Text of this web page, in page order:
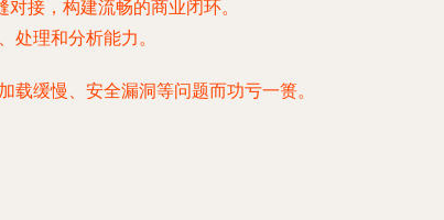
接，构建流畅的商业闭环。
处理和分析能力。
缓慢、安全漏洞等问题而功亏一篑。